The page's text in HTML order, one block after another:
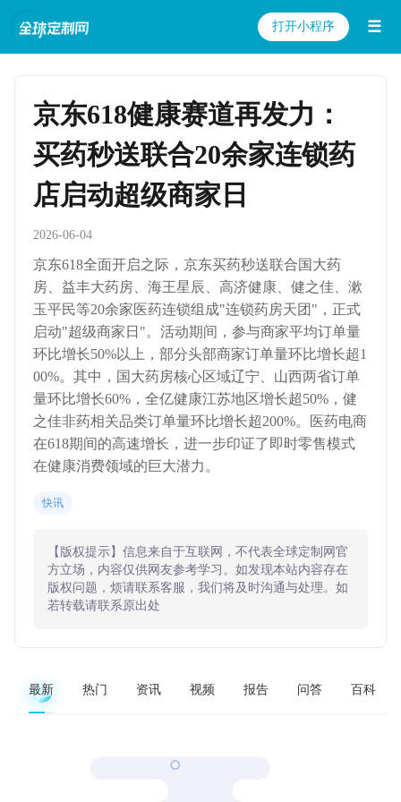
打开小程序 ☰
京东618健康赛道再发力：
买药秒送联合20余家连锁药
店启动超级商家日
2026-06-04
京东618全面开启之际，京东买药秒送联合国大药
房、益丰大药房、海王星辰、高济健康、健之佳、漱
玉平民等20余家医药连锁组成"连锁药房天团"，正式
启动"超级商家日"。活动期间，参与商家平均订单量
环比增长50%以上，部分头部商家订单量环比增长超1
00%。其中，国大药房核心区域辽宁、山西两省订单
量环比增长60%，全亿健康江苏地区增长超50%，健
之佳非药相关品类订单量环比增长超200%。医药电商
在618期间的高速增长，进一步印证了即时零售模式
在健康消费领域的巨大潜力。
快讯
【版权提示】信息来自于互联网，不代表全球定制网官
方立场，内容仅供网友参考学习。如发现本站内容存在
版权问题，烦请联系客服，我们将及时沟通与处理。如
若转载请联系原出处
最新 热门 资讯 视频 报告 问答 百科